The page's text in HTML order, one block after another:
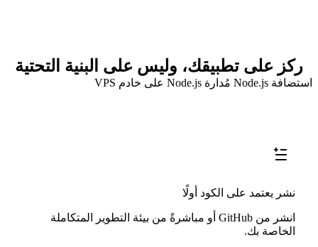
ركز على تطبيقك، وليس على البنية التحتية
استضافة Node.js مُدارة Node.js على خادم VPS
نشر يعتمد على الكود أولًا
انشر من GitHub أو مباشرةً من بيئة التطوير المتكاملة
الخاصة بك.